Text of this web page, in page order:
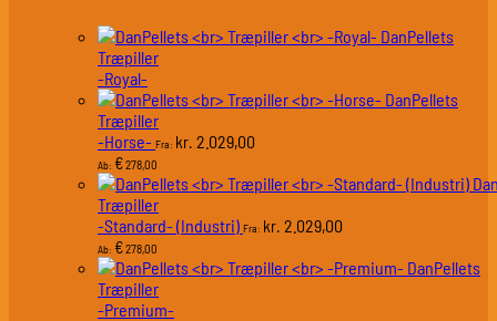
DanPellets
Træpiller
-Royal-
DanPellets
Træpiller
-Horse- Fra: kr. 2.029,00
Ab: €278,00
Træpiller
-Standard- (Industri) Fra: kr. 2.029,00
Ab: €278,00
DanPellets
Træpiller
-Premium-